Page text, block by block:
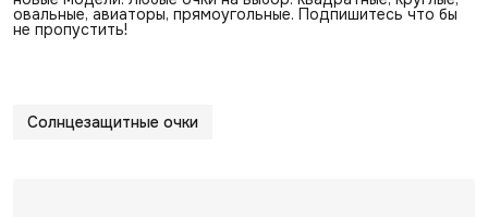
овальные, авиаторы, прямоугольные. Подпишитесь что бы
не пропустить!
Солнцезащитные очки